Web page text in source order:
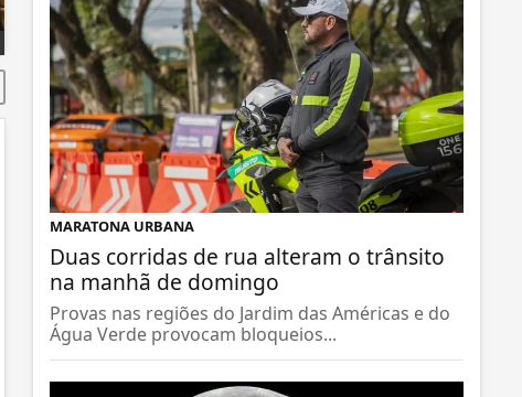
MARATONA URBANA
Duas corridas de rua alteram o trânsito
na manhã de domingo
Provas nas regiões do Jardim das Américas e do
Água Verde provocam bloqueios...